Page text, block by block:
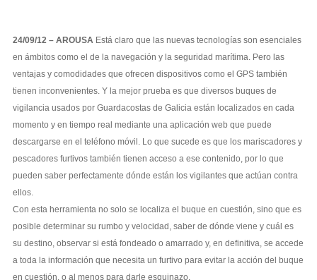
24/09/12 – AROUSA Está claro que las nuevas tecnologías son esenciales
en ámbitos como el de la navegación y la seguridad marítima. Pero las
ventajas y comodidades que ofrecen dispositivos como el GPS también
tienen inconvenientes. Y la mejor prueba es que diversos buques de
vigilancia usados por Guardacostas de Galicia están localizados en cada
momento y en tiempo real mediante una aplicación web que puede
descargarse en el teléfono móvil. Lo que sucede es que los mariscadores y
pescadores furtivos también tienen acceso a ese contenido, por lo que
pueden saber perfectamente dónde están los vigilantes que actúan contra
ellos.
Con esta herramienta no solo se localiza el buque en cuestión, sino que es
posible determinar su rumbo y velocidad, saber de dónde viene y cuál es
su destino, observar si está fondeado o amarrado y, en definitiva, se accede
a toda la información que necesita un furtivo para evitar la acción del buque
en cuestión, o al menos para darle esquinazo.